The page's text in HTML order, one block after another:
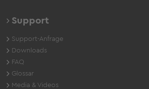
Support
Support-Anfrage
Downloads
FAQ
Glossar
Media & Videos